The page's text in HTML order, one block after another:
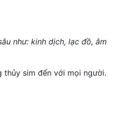
như: kinh dịch, lạc đồ, âm
thủy sim đến với mọi người.